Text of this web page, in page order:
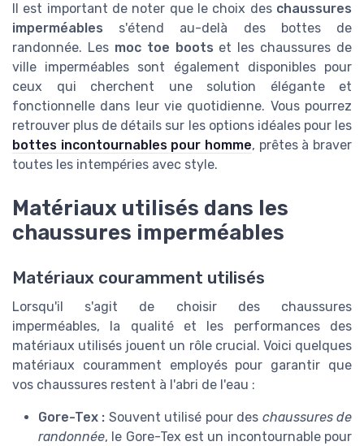
Il est important de noter que le choix des chaussures
imperméables s'étend au-delà des bottes de
randonnée. Les moc toe boots et les chaussures de
ville imperméables sont également disponibles pour
ceux qui cherchent une solution élégante et
fonctionnelle dans leur vie quotidienne. Vous pourrez
retrouver plus de détails sur les options idéales pour les
bottes incontournables pour homme, prêtes à braver
toutes les intempéries avec style.
Matériaux utilisés dans les
chaussures imperméables
Matériaux couramment utilisés
Lorsqu'il s'agit de choisir des chaussures
imperméables, la qualité et les performances des
matériaux utilisés jouent un rôle crucial. Voici quelques
matériaux couramment employés pour garantir que
vos chaussures restent à l'abri de l'eau :
Gore-Tex : Souvent utilisé pour des chaussures de
randonnée, le Gore-Tex est un incontournable pour